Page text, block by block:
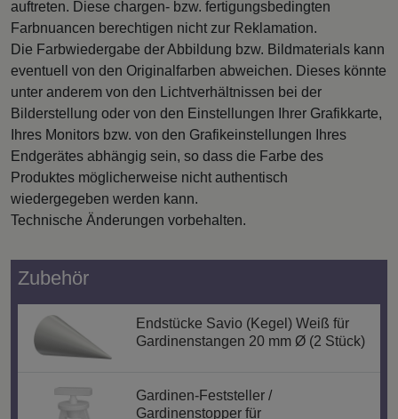
auftreten. Diese chargen- bzw. fertigungsbedingten
Farbnuancen berechtigen nicht zur Reklamation.
Die Farbwiedergabe der Abbildung bzw. Bildmaterials kann
eventuell von den Originalfarben abweichen. Dieses könnte
unter anderem von den Lichtverhältnissen bei der
Bilderstellung oder von den Einstellungen Ihrer Grafikkarte,
Ihres Monitors bzw. von den Grafikeinstellungen Ihres
Endgerätes abhängig sein, so dass die Farbe des
Produktes möglicherweise nicht authentisch
wiedergegeben werden kann.
Technische Änderungen vorbehalten.
Zubehör
Endstücke Savio (Kegel) Weiß für
Gardinenstangen 20 mm Ø (2 Stück)
Gardinen-Feststeller /
Gardinenstopper für